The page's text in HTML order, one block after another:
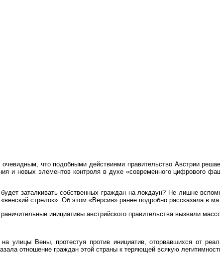
что подобными действиями правительство Австрии
и новых элементов контроля в духе «современного
заталкивать собственных граждан на локдаун? Не лишне
стрелок». Об этом «Версия» ранее подробно рассказала в
инициативы австрийского правительства вызвали
улицы Вены, протестуя против инициатив, оторвавшихся от
отношение граждан этой страны к теряющей всякую